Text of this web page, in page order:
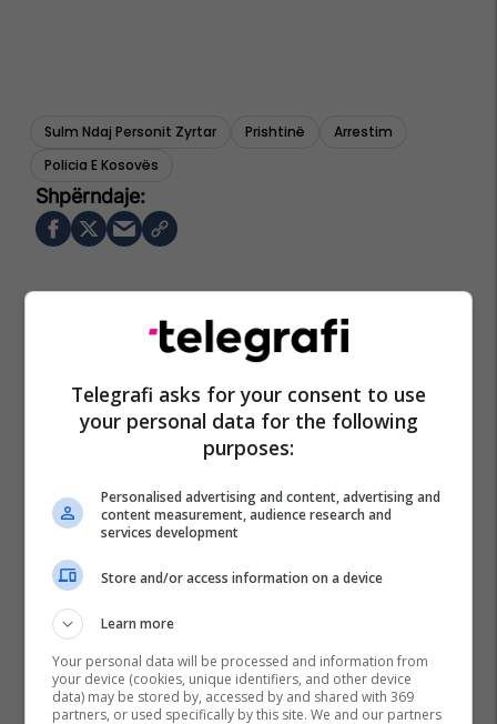
Sulm Ndaj Personit Zyrtar Prishtinë
Arrestim
Policia E Kosovës
Telegrafi asks for your consent to use
your personal data for the following
purposes:
Personalised advertising and content, advertising and
content measurement, audience research and
services development
Store and/or access information on a device
Learn more
Your personal data will be processed and information from
your device (cookies, unique identifiers, and other device
data) may be stored by, accessed by and shared with 369
partners, or used specifically by this site. We and our partners